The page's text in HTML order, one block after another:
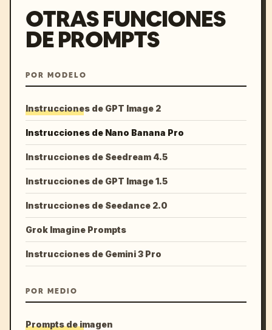
OTRAS FUNCIONES
DE PROMPTS
POR MODELO
Instrucciones de GPT Image 2
Instrucciones de Nano Banana Pro
Instrucciones de Seedream 4.5
Instrucciones de GPT Image 1.5
Instrucciones de Seedance 2.0
Grok Imagine Prompts
Instrucciones de Gemini 3 Pro
POR MEDIO
Prompts de imagen